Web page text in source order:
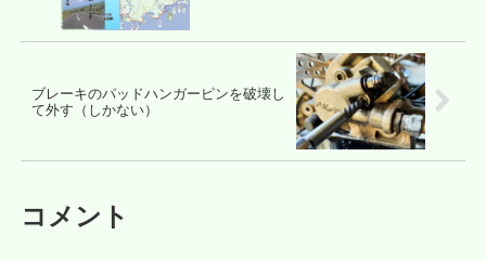
ブレーキのパッドハンガーピンを破壊し
て外す（しかない）
コメント